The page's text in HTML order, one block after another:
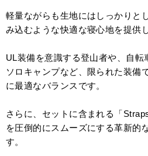
軽量ながらも生地にはしっかりと
み込むような快適な寝心地を提供
UL装備を意識する登山者や、自転
ソロキャンプなど、限られた装備
に最適なバランスです。
さらに、セットに含まれる「
を圧倒的にスムーズにする革新的
す。